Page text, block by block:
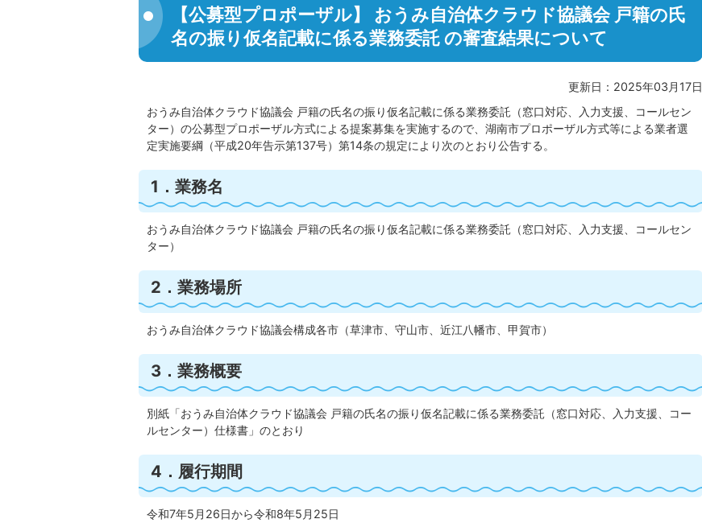
【公募型プロポーザル】 おうみ自治体クラウド協議会 戸籍の氏
名の振り仮名記載に係る業務委託 の審査結果について
更新日：2025年03月17日
おうみ自治体クラウド協議会 戸籍の氏名の振り仮名記載に係る業務委託（窓口対応、入力支援、コールセン
ター）の公募型プロポーザル方式による提案募集を実施するので、湖南市プロポーザル方式等による業者選
定実施要綱（平成20年告示第137号）第14条の規定により次のとおり公告する。
1．業務名
おうみ自治体クラウド協議会 戸籍の氏名の振り仮名記載に係る業務委託（窓口対応、入力支援、コールセン
ター）
2．業務場所
おうみ自治体クラウド協議会構成各市（草津市、守山市、近江八幡市、甲賀市）
3．業務概要
別紙「おうみ自治体クラウド協議会 戸籍の氏名の振り仮名記載に係る業務委託（窓口対応、入力支援、コー
ルセンター）仕様書」のとおり
4．履行期間
令和7年5月26日から令和8年5月25日